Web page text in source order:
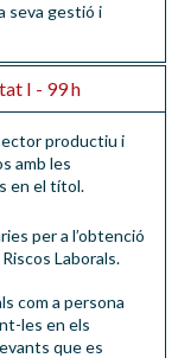
seva gestió i
I - 99 h
productiu i
amb les
en el títol.
per a l’obtenció
Laborals.
com a persona
les en els
que es